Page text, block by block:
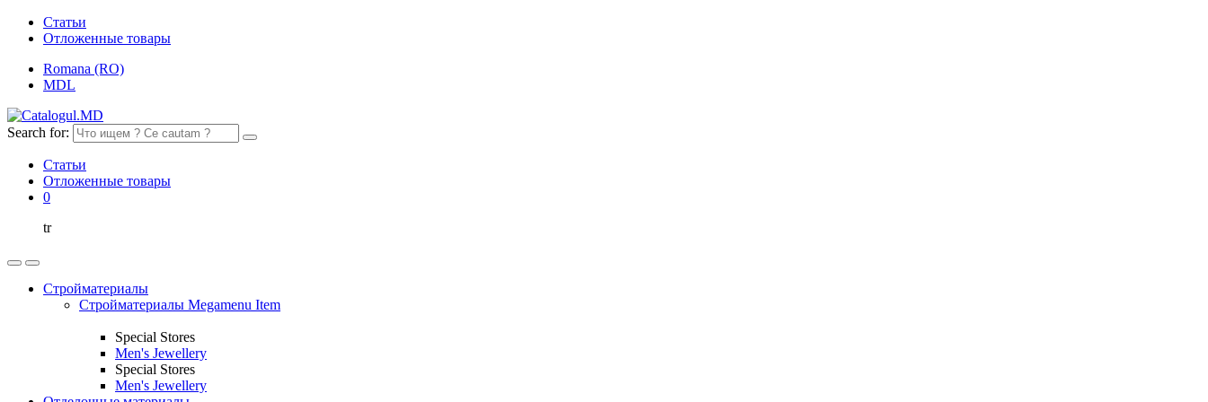
Статьи
Отложенные товары
Romana (RO)
MDL
Search for:
Статьи
Отложенные товары
0
tr
Стройматериалы
Стройматериалы Megamenu Item
Special Stores
Men's Jewellery
Special Stores
Men's Jewellery